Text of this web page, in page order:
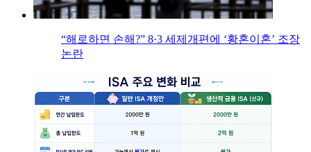
“해로하면 손해?” 8·3 세제개편에 ‘황혼이혼’ 조장
논란